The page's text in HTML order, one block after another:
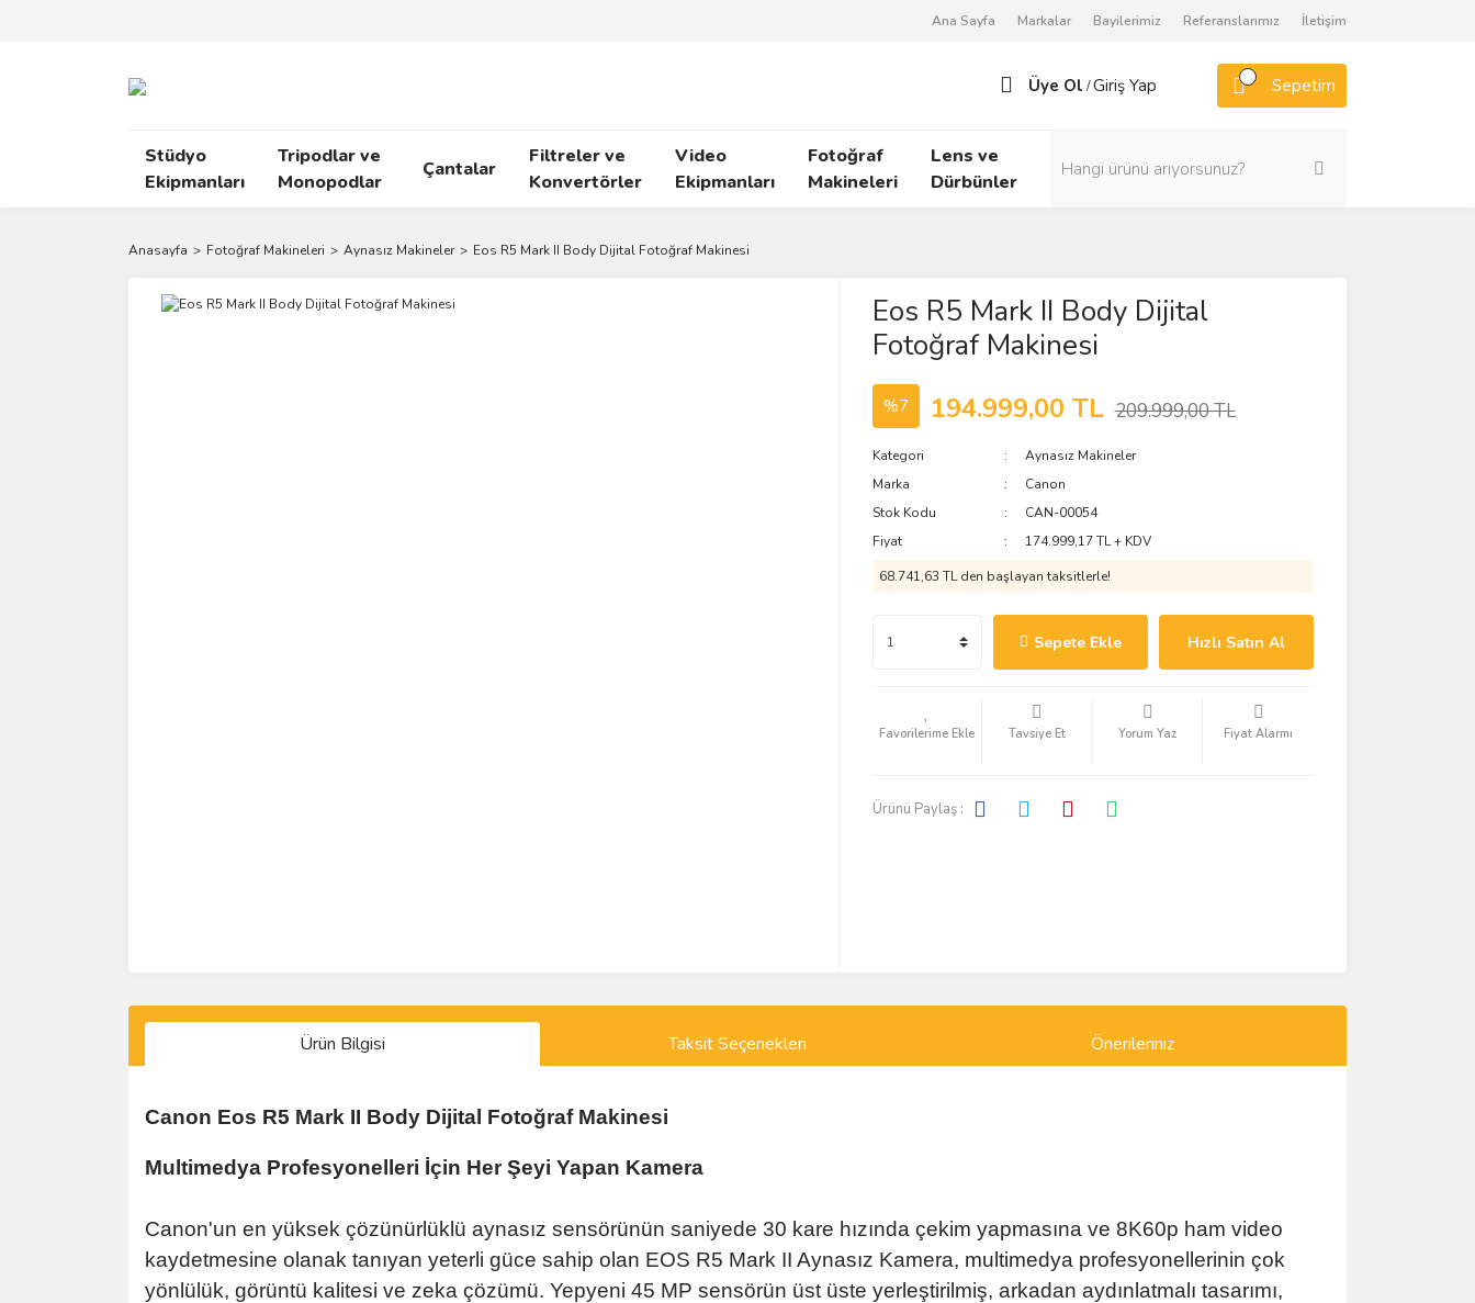
Ana Sayfa Markalar Bayilerimiz Referanslarımız İletişim
Üye Ol /Giriş Yap Sepetim
Stüdyo
Ekipmanları
Tripodlar ve
Monopodlar
Çantalar
Filtreler ve
Konvertörler
Video
Ekipmanları
Fotoğraf
Makineleri
Lens ve
Dürbünler
Anasayfa Fotoğraf Makineleri Aynasız Makineler Eos R5 Mark II Body Dijital Fotoğraf Makinesi
Eos R5 Mark II Body Dijital
Fotoğraf Makinesi
%7 194.999,00 TL 209.999,00 TL
Kategori
Aynasız Makineler
Marka
Canon
Stok Kodu
CAN-00054
Fiyat
174.999,17 TL + KDV
68.741,63 TL den başlayan taksitlerle!
Sepete Ekle Hızlı Satın Al
Tavsiye Et Yorum Yaz Fiyat Alarmı
Ürünü Paylaş :
Ürün Bilgisi Taksit Seçenekleri Önerileriniz
Canon Eos R5 Mark II Body Dijital Fotoğraf Makinesi
Multimedya Profesyonelleri İçin Her Şeyi Yapan Kamera
Canon'un en yüksek çözünürlüklü aynasız sensörünün saniyede 30 kare hızında çekim yapmasına ve 8K60p ham video
kaydetmesine olanak tanıyan yeterli güce sahip olan EOS R5 Mark II Aynasız Kamera, multimedya profesyonellerinin çok
yönlülük, görüntü kalitesi ve zeka çözümü. Yepyeni 45 MP sensörün üst üste yerleştirilmiş, arkadan aydınlatmalı tasarımı,